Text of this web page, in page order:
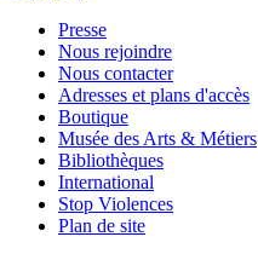
Presse
Nous rejoindre
Nous contacter
Adresses et plans d'accès
Boutique
Musée des Arts & Métiers
Bibliothèques
International
Stop Violences
Plan de site